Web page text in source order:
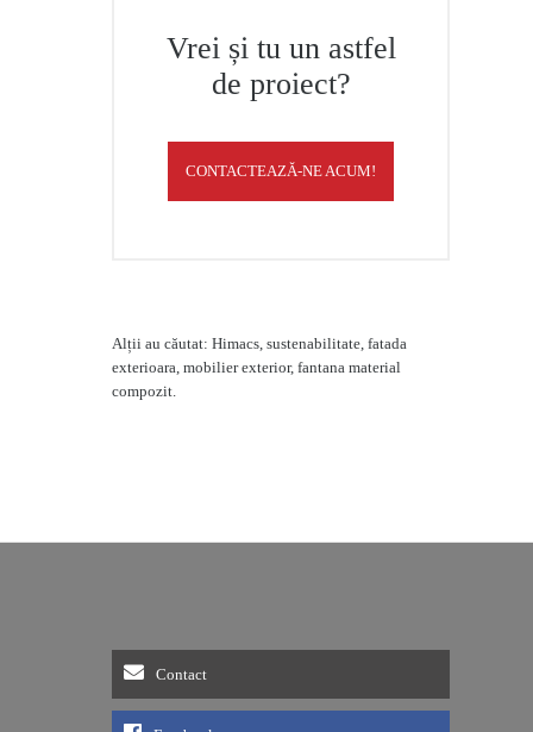
Vrei și tu un astfel
de proiect?
CONTACTEAZĂ-NE ACUM!
Alții au căutat: Himacs, sustenabilitate, fatada
exterioara, mobilier exterior, fantana material
compozit.
Contact